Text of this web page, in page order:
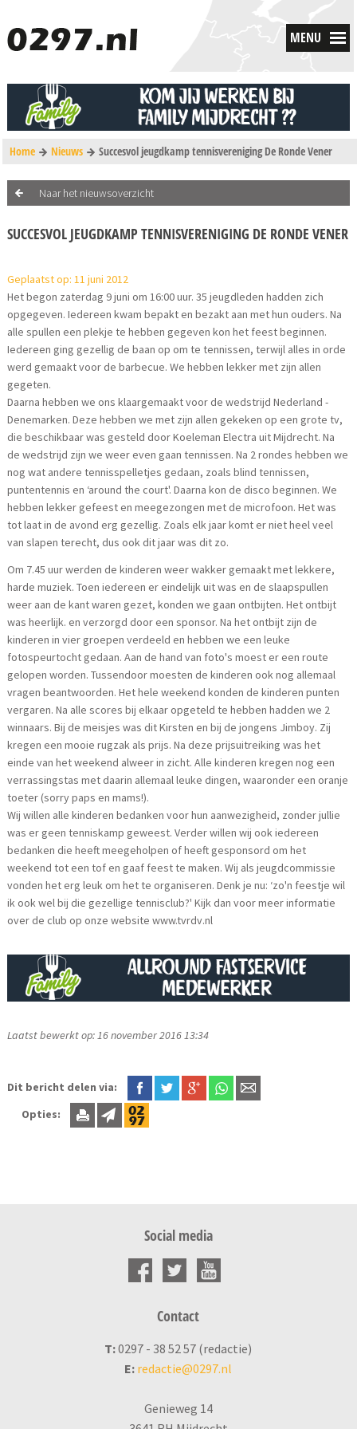
MENU
Home Nieuws Succesvol jeugdkamp tennisvereniging De Ronde Vener
Naar het nieuwsoverzicht
SUCCESVOL JEUGDKAMP TENNISVERENIGING DE RONDE VENER
Geplaatst op: 11 juni 2012
Het begon zaterdag 9 juni om 16:00 uur. 35 jeugdleden hadden zich
opgegeven. Iedereen kwam bepakt en bezakt aan met hun ouders. Na
alle spullen een plekje te hebben gegeven kon het feest beginnen.
Iedereen ging gezellig de baan op om te tennissen, terwijl alles in orde
werd gemaakt voor de barbecue. We hebben lekker met zijn allen
gegeten.
Daarna hebben we ons klaargemaakt voor de wedstrijd Nederland -
Denemarken. Deze hebben we met zijn allen gekeken op een grote tv,
die beschikbaar was gesteld door Koeleman Electra uit Mijdrecht. Na
de wedstrijd zijn we weer even gaan tennissen. Na 2 rondes hebben we
nog wat andere tennisspelletjes gedaan, zoals blind tennissen,
puntentennis en ‘around the court'. Daarna kon de disco beginnen. We
hebben lekker gefeest en meegezongen met de microfoon. Het was
tot laat in de avond erg gezellig. Zoals elk jaar komt er niet heel veel
van slapen terecht, dus ook dit jaar was dit zo.
Om 7.45 uur werden de kinderen weer wakker gemaakt met lekkere,
harde muziek. Toen iedereen er eindelijk uit was en de slaapspullen
weer aan de kant waren gezet, konden we gaan ontbijten. Het ontbijt
was heerlijk. en verzorgd door een sponsor. Na het ontbijt zijn de
kinderen in vier groepen verdeeld en hebben we een leuke
fotospeurtocht gedaan. Aan de hand van foto's moest er een route
gelopen worden. Tussendoor moesten de kinderen ook nog allemaal
vragen beantwoorden. Het hele weekend konden de kinderen punten
vergaren. Na alle scores bij elkaar opgeteld te hebben hadden we 2
winnaars. Bij de meisjes was dit Kirsten en bij de jongens Jimboy. Zij
kregen een mooie rugzak als prijs. Na deze prijsuitreiking was het
einde van het weekend alweer in zicht. Alle kinderen kregen nog een
verrassingstas met daarin allemaal leuke dingen, waaronder een oranje
toeter (sorry paps en mams!).
Wij willen alle kinderen bedanken voor hun aanwezigheid, zonder jullie
was er geen tenniskamp geweest. Verder willen wij ook iedereen
bedanken die heeft meegeholpen of heeft gesponsord om het
weekend tot een tof en gaaf feest te maken. Wij als jeugdcommissie
vonden het erg leuk om het te organiseren. Denk je nu: ‘zo'n feestje wil
ik ook wel bij die gezellige tennisclub?' Kijk dan voor meer informatie
over de club op onze website www.tvrdv.nl
Laatst bewerkt op: 16 november 2016 13:34
Dit bericht delen via:
Opties:
Social media
Contact
T:0297 - 38 52 57 (redactie)
E: redactie@0297.nl
Genieweg 14